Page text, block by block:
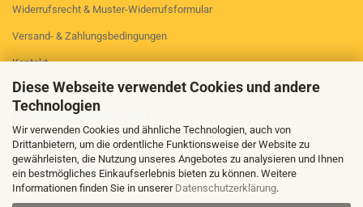
Diese Webseite verwendet Cookies und andere
Technologien
Wir verwenden Cookies und ähnliche Technologien, auch von
Drittanbietern, um die ordentliche Funktionsweise der Website zu
gewährleisten, die Nutzung unseres Angebotes zu analysieren und Ihnen
ein bestmögliches Einkaufserlebnis bieten zu können. Weitere
Informationen finden Sie in unserer Datenschutzerklärung.
Widerrufsrecht & Muster-Widerrufsformular
Versand- & Zahlungsbedingungen
Kontakt
AGB
Privatsphäre und Datenschutz
Callback Service
Cookie Einstellungen